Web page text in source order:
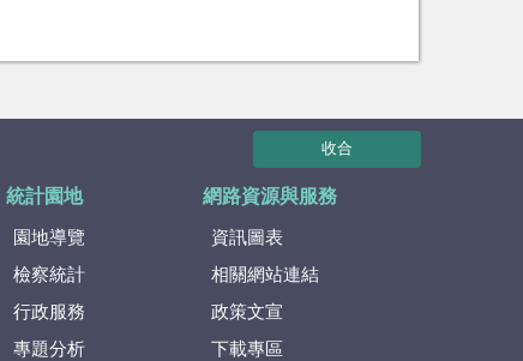
收合
統計園地
園地導覽
檢察統計
行政服務
專題分析
網路資源與服務
資訊圖表
相關網站連結
政策文宣
下載專區